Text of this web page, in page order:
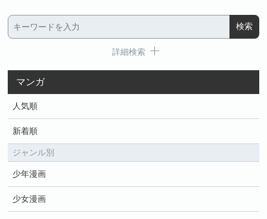
詳細検索
マンガ
人気順
新着順
ジャンル別
少年漫画
少女漫画